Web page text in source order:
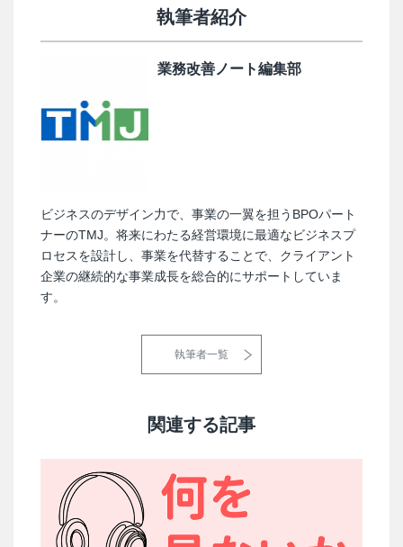
執筆者紹介
業務改善ノート編集部
ビジネスのデザイン力で、事業の一翼を担うBPOパート
ナーのTMJ。将来にわたる経営環境に最適なビジネスプ
ロセスを設計し、事業を代替することで、クライアント
企業の継続的な事業成長を総合的にサポートしていま
す。
執筆者一覧
関連する記事